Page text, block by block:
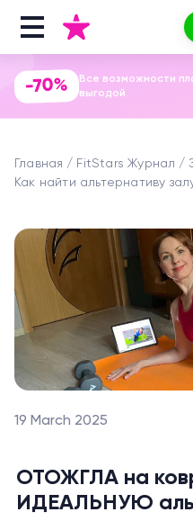
-70%
Все возможности
выгодой
Главная FitStars Журнал
Как найти альтернативу
19 March 2025
ОТОЖГЛА на
ИДЕАЛЬНУЮ